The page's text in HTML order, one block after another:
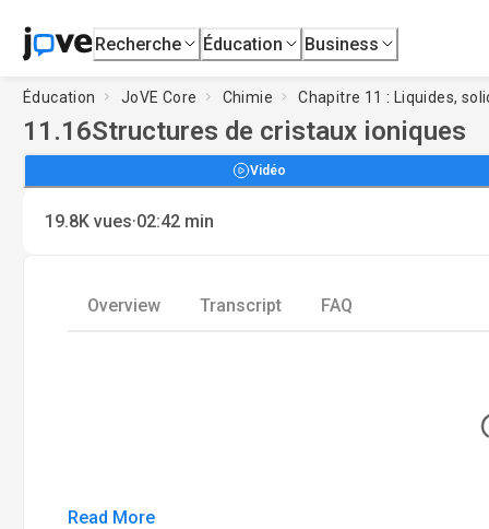
Recherche Éducation Business
Éducation JoVE Core Chimie Chapitre 11 : Liquides,
11.16Structures de cristaux ioniques
Vidéo
19.8K vues·02:42 min
Overview Transcript FAQ
Read More